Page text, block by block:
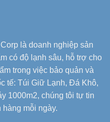
là doanh nghiệp sản
có độ lạnh sâu, hỗ trợ cho
trong việc bảo quản và
tế: Túi Giữ Lạnh, Đá Khô,
1000m2, chúng tôi tự tin
mỗi ngày.